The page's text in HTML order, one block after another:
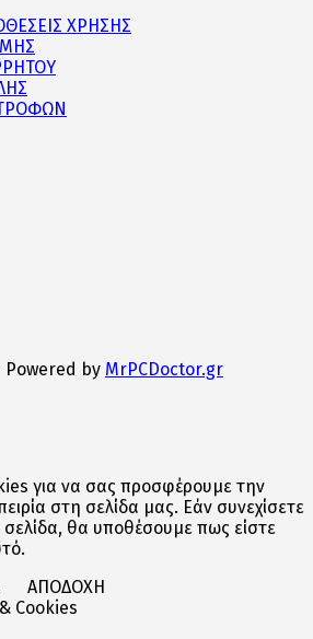
ΧΡΗΣΗΣ
Powered by MrPCDoctor.gr
για να σας προσφέρουμε την
στη σελίδα μας. Εάν συνεχίσετε
σελίδα, θα υποθέσουμε πως είστε
ΑΠΟΔΟΧΗ
Cookies